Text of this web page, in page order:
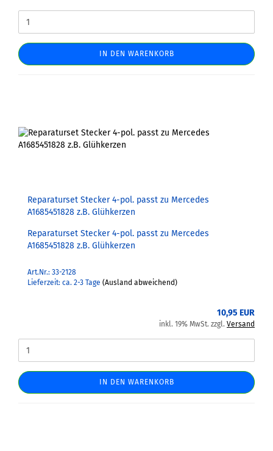
IN DEN WARENKORB
Reparaturset Stecker 4-pol. passt zu Mercedes
A1685451828 z.B. Glühkerzen
Reparaturset Stecker 4-pol. passt zu Mercedes
A1685451828 z.B. Glühkerzen
Art.Nr.: 33-2128
Lieferzeit: ca. 2-3 Tage (Ausland abweichend)
10,95 EUR
inkl. 19% MwSt. zzgl. Versand
IN DEN WARENKORB